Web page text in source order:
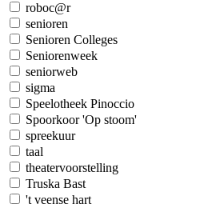
roboc@r
senioren
Senioren Colleges
Seniorenweek
seniorweb
sigma
Speelotheek Pinoccio
Spoorkoor 'Op stoom'
spreekuur
taal
theatervoorstelling
Truska Bast
't veense hart